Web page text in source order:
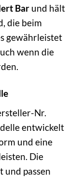
Bar und hält
die beim
gewährleistet
wenn die
Nr.
entwickelt
und eine
Die
und passen